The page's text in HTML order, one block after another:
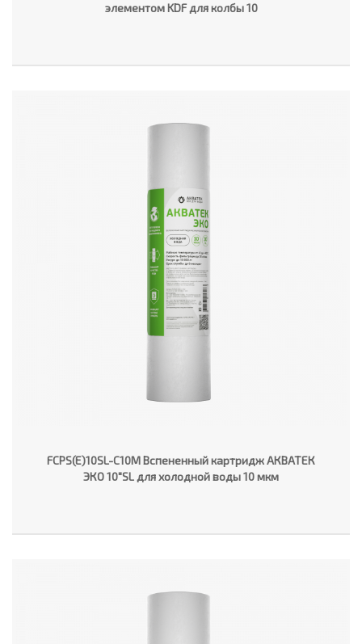
элементом KDF для колбы 10
FCPS(E)10SL-C10M Вспененный картридж АКВАТЕК
ЭКО 10"SL для холодной воды 10 мкм